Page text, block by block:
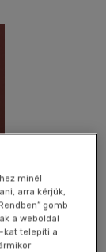
minél
arra kérjük,
gomb
a weboldal
kat telepíti a